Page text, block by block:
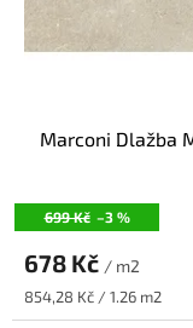
699 Kč –3 %
Marconi Dlažba
678 Kč / m2
Measure
price:
854,28 Kč / 1.26 m2